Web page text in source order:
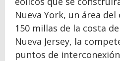
Nueva York, un área del
150 millas de la costa
Nueva Jersey, la
puntos de